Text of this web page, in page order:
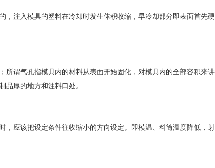
，注入模具的塑料在冷却时发生体积收缩，早冷却部分即表面首先硬
所谓气孔指模具内的材料从表面开始固化，对模具内的全部容积来讲
品厚的地方和注料口处。
，应该把设定条件往收缩小的方向设定。即模温、料筒温度降低，射